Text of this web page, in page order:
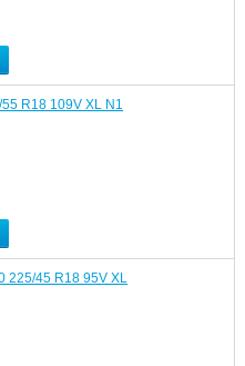
R18 109V XL N1
225/45 R18 95V XL